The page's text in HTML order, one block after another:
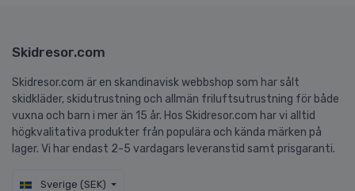
Skidresor.com
Skidresor.com är en skandinavisk webbshop som har sålt
skidkläder, skidutrustning och allmän friluftsutrustning för både
vuxna och barn i mer än 15 år. Hos Skidresor.com har vi alltid
högkvalitativa produkter från populära och kända märken på
lager. Vi har endast 2-5 vardagars leveranstid samt prisgaranti.
Sverige (SEK)